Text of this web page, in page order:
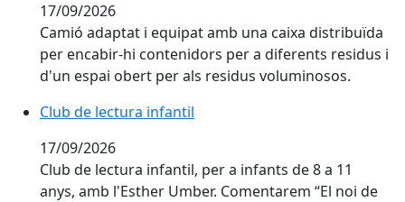
17/09/2026
Camió adaptat i equipat amb una caixa distribuïda
per encabir-hi contenidors per a diferents residus i
d'un espai obert per als residus voluminosos.
Club de lectura infantil
17/09/2026
Club de lectura infantil, per a infants de 8 a 11
anys, amb l'Esther Umber. Comentarem “El noi de